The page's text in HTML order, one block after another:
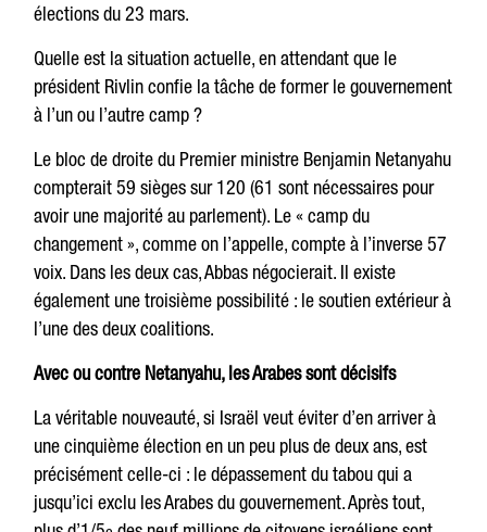
élections du 23 mars.
Quelle est la situation actuelle, en attendant que le
président Rivlin confie la tâche de former le gouvernement
à l’un ou l’autre camp ?
Le bloc de droite du Premier ministre Benjamin Netanyahu
compterait 59 sièges sur 120 (61 sont nécessaires pour
avoir une majorité au parlement). Le « camp du
changement », comme on l’appelle, compte à l’inverse 57
voix. Dans les deux cas, Abbas négocierait. Il existe
également une troisième possibilité : le soutien extérieur à
l’une des deux coalitions.
Avec ou contre Netanyahu, les Arabes sont décisifs
La véritable nouveauté, si Israël veut éviter d’en arriver à
une cinquième élection en un peu plus de deux ans, est
précisément celle-ci : le dépassement du tabou qui a
jusqu’ici exclu les Arabes du gouvernement. Après tout,